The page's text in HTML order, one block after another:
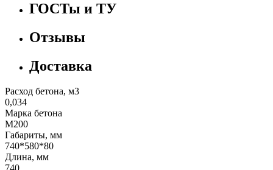
ГОСТы и ТУ
Отзывы
Доставка
Расход бетона, м3
0,034
Марка бетона
М200
Габариты, мм
740*580*80
Длина, мм